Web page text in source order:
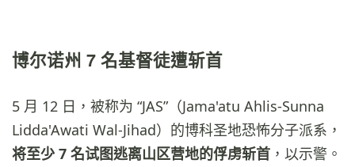
博尔诺州 7 名基督徒遭斩首
5 月 12 日，被称为 “JAS”（Jama'atu Ahlis-Sunna
Lidda'Awati Wal-Jihad）的博科圣地恐怖分子派系，
将至少 7 名试图逃离山区营地的俘虏斩首 ，以示警。